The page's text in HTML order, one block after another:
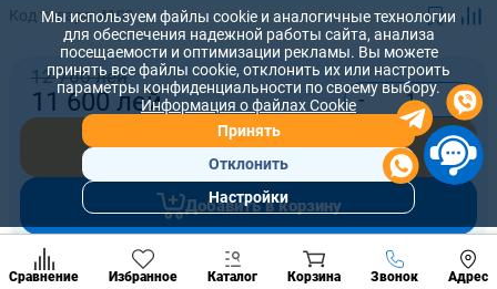
Код товара:4109
12 760 лей
11 600лей - +
Купить сейчас
Добавить в корзину
Предложите нам свою цену, которую вы готовы заплатить за
Сравнение Избранное Каталог Корзина Звонок Адрес
Позвонить
разделы
Мы используем файлы cookie и аналогичные технологии
для обеспечения надежной работы сайта, анализа
посещаемости и оптимизации рекламы. Вы можете
принять все файлы cookie, отклонить их или настроить
параметры конфиденциальности по своему выбору.
Информация о файлах Cookie
Принять
Отклонить
Настройки